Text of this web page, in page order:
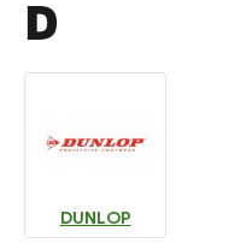
D
DUNLOP